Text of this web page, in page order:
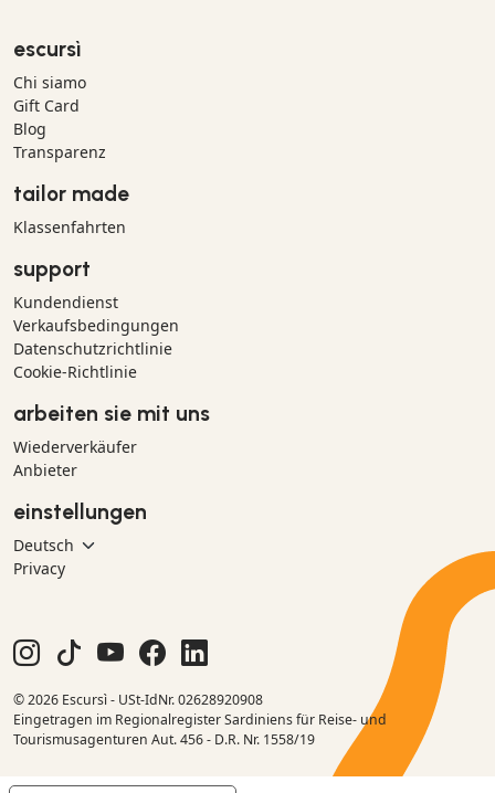
escursì
Chi siamo
Gift Card
Blog
Transparenz
tailor made
Klassenfahrten
support
Kundendienst
Verkaufsbedingungen
Datenschutzrichtlinie
Cookie-Richtlinie
arbeiten sie mit uns
Wiederverkäufer
Anbieter
einstellungen
Privacy
© 2026 Escursì - USt-IdNr. 02628920908
Eingetragen im Regionalregister Sardiniens für Reise- und
Tourismusagenturen Aut. 456 - D.R. Nr. 1558/19